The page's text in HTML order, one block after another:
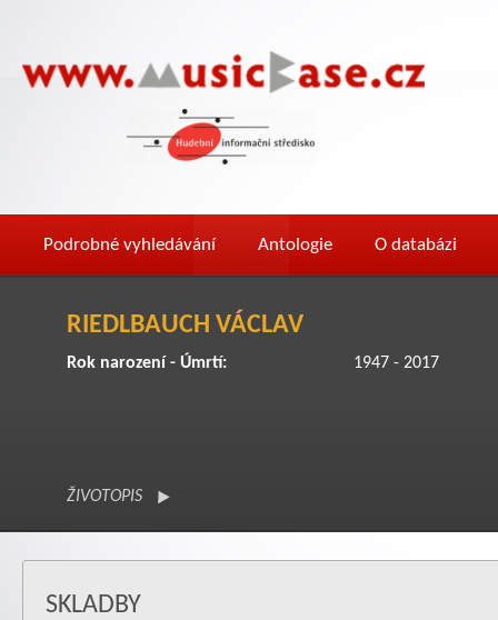
Podrobné vyhledávání Antologie O databázi
RIEDLBAUCH VÁCLAV
Rok narození - Úmrtí: 1947 - 2017
ŽIVOTOPIS
SKLADBY